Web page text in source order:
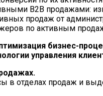
В2В продажами:
продаж от
по активным
бизнес-
управления
в отделах продаж и